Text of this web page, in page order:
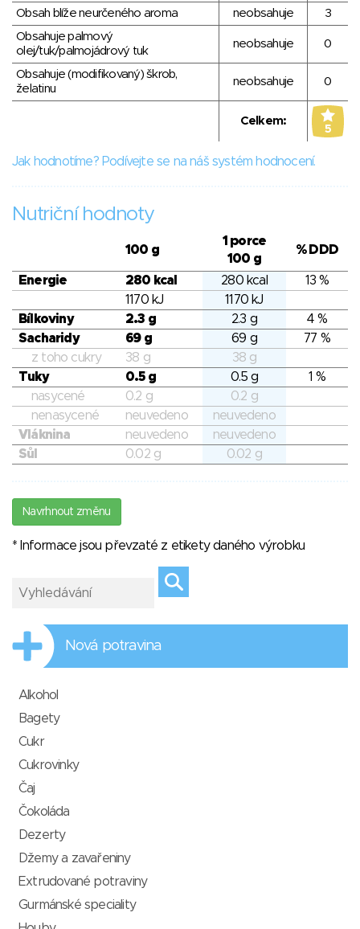
Obsah blíže neurčeného aroma
neobsahuje
3
Obsahuje palmový
olej/tuk/palmojádrový tuk
neobsahuje 0
Obsahuje (modifikovaný) škrob,
želatinu
neobsahuje 0
Celkem:
5
Jak hodnotíme? Podívejte se na náš systém hodnocení.
Nutriční hodnoty
100 g
1 porce
100 g
% DDD
Energie 280 kcal 280 kcal
13 %
1170 kJ
1170 kJ
Bílkoviny
2.3 g 2.3 g
4 %
Sacharidy
69 g 69 g
77 %
z toho cukry
38 g
38 g
Tuky
0.5 g 0.5 g
1 %
nasycené
0.2 g
0.2 g
nenasycené
neuvedeno
neuvedeno
Vláknina
neuvedeno
neuvedeno
Sůl
0.02 g 0.02 g
Navrhnout změnu
* Informace jsou převzaté z etikety daného výrobku
Nová potravina
Alkohol
Bagety
Cukr
Cukrovinky
Čaj
Čokoláda
Dezerty
Džemy a zavařeniny
Extrudované potraviny
Gurmánské speciality